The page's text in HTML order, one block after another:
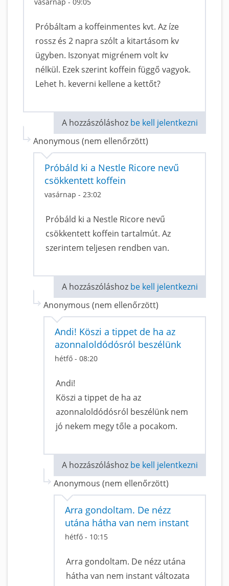
Próbáltam a koffeinmentes kvt. Az íze
rossz és 2 napra szólt a kitartásom kv
ügyben. Iszonyat migrénem volt kv
nélkül. Ezek szerint koffein függő vagyok.
Lehet h. keverni kellene a kettőt?
A hozzászóláshoz be kell jelentkezni
Anonymous (nem ellenőrzött)
Próbáld ki a Nestle Ricore nevű
csökkentett koffein
vasárnap - 23:02
Próbáld ki a Nestle Ricore nevű
csökkentett koffein tartalmút. Az
szerintem teljesen rendben van.
A hozzászóláshoz be kell jelentkezni
Anonymous (nem ellenőrzött)
Andi! Köszi a tippet de ha az
azonnaloldódósról beszélünk
hétfő - 08:20
Andi!
Köszi a tippet de ha az
azonnaloldódósról beszélünk nem
jó nekem megy tőle a pocakom.
A hozzászóláshoz be kell jelentkezni
Anonymous (nem ellenőrzött)
Arra gondoltam. De nézz
utána hátha van nem instant
hétfő - 10:15
Arra gondoltam. De nézz utána
hátha van nem instant változata